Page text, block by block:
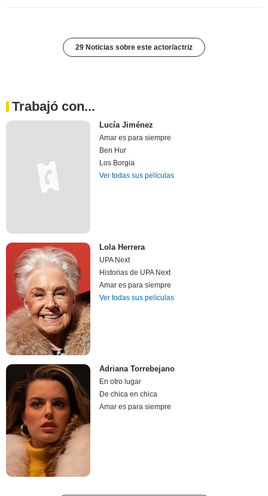
29 Noticias sobre este actor/actriz
Trabajó con...
Lucía Jiménez
Amar es para siempre
Ben Hur
Los Borgia
Ver todas sus películas
Lola Herrera
UPA Next
Historias de UPA Next
Amar es para siempre
Ver todas sus películas
Adriana Torrebejano
En otro lugar
De chica en chica
Amar es para siempre